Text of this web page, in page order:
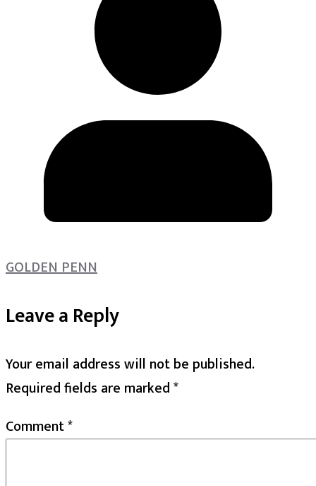
GOLDEN PENN
Leave a Reply
Your email address will not be published.
Required fields are marked*
Comment*